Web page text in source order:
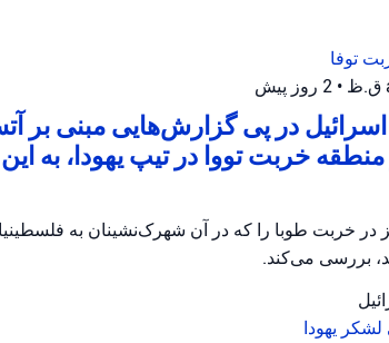
توفا
• 2 روز پیش
در پی گزارش‌هایی مبنی بر
خربت تووا در تیپ یهودا، به
در خربت طوبا را که در آن شهرک‌نشینان به
بررسی می‌کند.
لشکر یهودا